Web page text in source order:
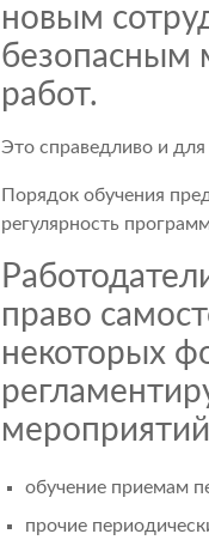
новым
безопасным
работ.
Это справедливо и
Порядок обучения
регулярность
право
некоторых
обучение приемам
прочие